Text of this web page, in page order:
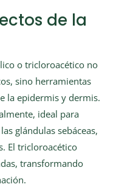
de la
o tricloroacético no
sino herramientas
la epidermis y dermis.
ideal para
glándulas sebáceas,
El tricloroacético
transformando